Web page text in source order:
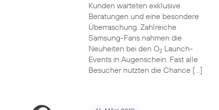
Kunden warteten exklusive
Beratungen und eine besondere
Überraschung. Zahlreiche
Samsung-Fans nahmen die
Neuheiten bei den O2Launch-
Events in Augenschein. Fast alle
Besucher nutzten die Chance […]